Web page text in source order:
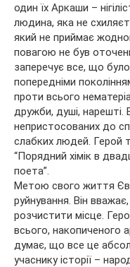
один їх Аркаши –
людина, яка не
який не приймає
повагою не був
заперечує все, що
попередніми
проти всього
дружби, душі, нарешті.
непристосованих до
слабких людей. Герой
“Порядний хімік в
поета”.
Метою свого життя
руйнування. Він
розчистити місце.
всього, накопиченого
думає, що все це
учаснику історії –